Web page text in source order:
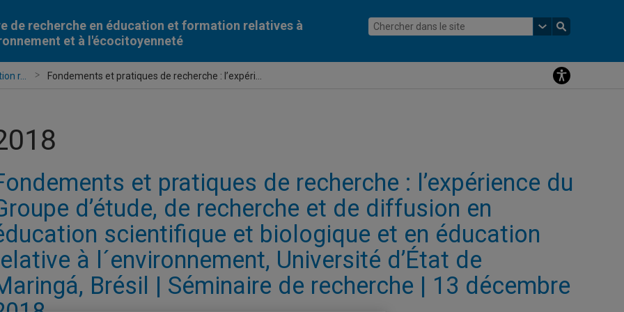
de recherche en éducation et formation relatives à
et à l'écocitoyenneté
r... Fondements et pratiques de recherche : l’expéri...
et pratiques de recherche : l’expérience du
d’étude, de recherche et de diffusion en
scientifique et biologique et en éducation
à l´environnement, Université d’État de
Brésil | Séminaire de recherche | 13 décembre